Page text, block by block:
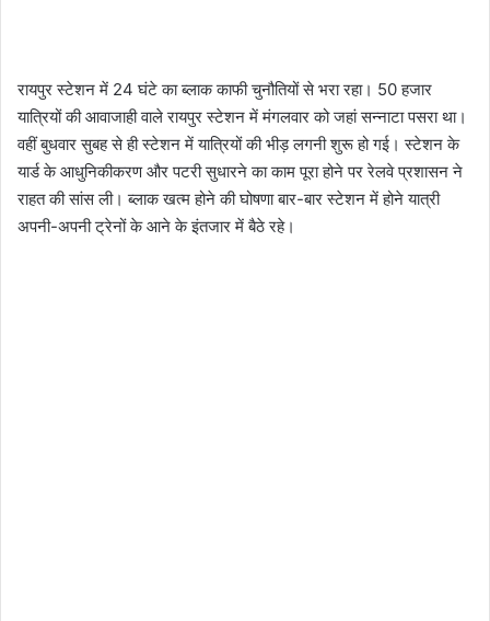
रायपुर स्टेशन में 24 घंटे का ब्लाक काफी चुनौतियों से भरा रहा। 50 हजार
यात्रियों की आवाजाही वाले रायपुर स्टेशन में मंगलवार को जहां सन्नाटा पसरा था।
वहीं बुधवार सुबह से ही स्टेशन में यात्रियों की भीड़ लगनी शुरू हो गई। स्टेशन के
यार्ड के आधुनिकीकरण और पटरी सुधारने का काम पूरा होने पर रेलवे प्रशासन ने
राहत की सांस ली। ब्लाक खत्म होने की घोषणा बार-बार स्टेशन में होने यात्री
अपनी-अपनी ट्रेनों के आने के इंतजार में बैठे रहे।